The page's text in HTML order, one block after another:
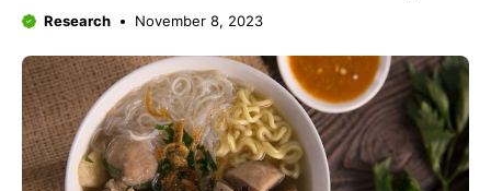
Research November 8, 2023